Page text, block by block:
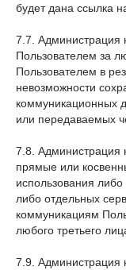
будет дана ссылка
7.7. Администрация
Пользователем за
Пользователем в
невозможности
коммуникационных
или передаваемых
7.8. Администрация
прямые или
использования
либо отдельных
коммуникациям
любого третьего
7.9. Администрация